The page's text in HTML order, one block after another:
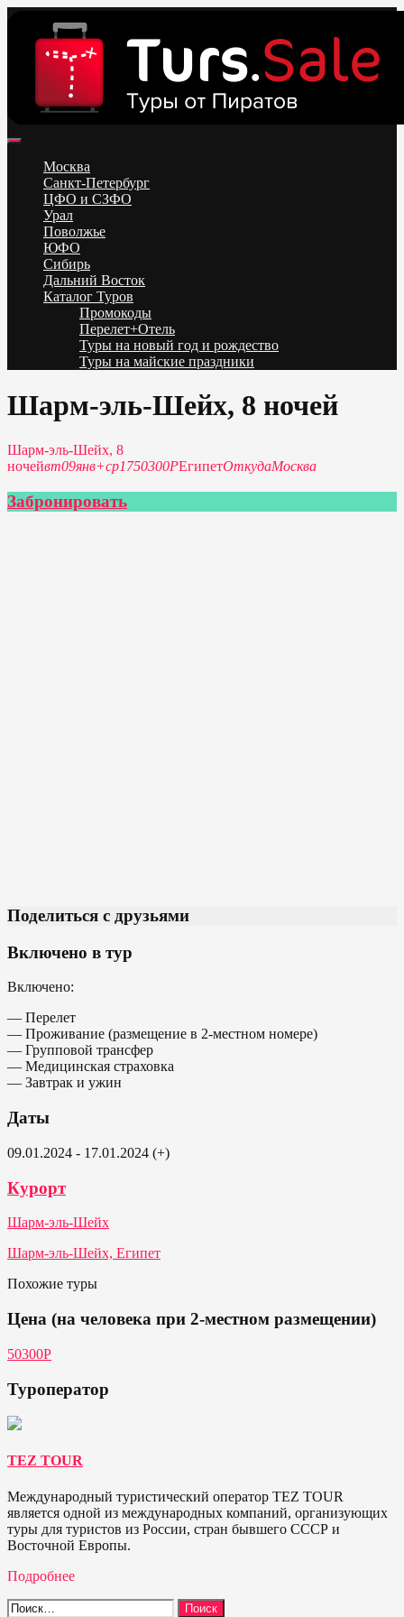
content
Низкие цены на путевки 3-7-10 ночей все включено, отдых на
море. Распродажа экскурсионных и горнолыжных туров.
Обновление каждый день. Официальный сайт Тур Сейл
Москва
Санкт-Петербург
ЦФО и СЗФО
Урал
Поволжье
ЮФО
Сибирь
Дальний Восток
Каталог Туров
Промокоды
Перелет+Отель
Туры на новый год и рождество
Туры на майские праздники
Шарм-эль-Шейх, 8 ночей
Шарм-эль-Шейх, 8
ночейвт09янв+ср1750300РЕгипетОткудаМосква
Забронировать
Поделиться с друзьями
Включено в тур
Включено:
— Перелет
— Проживание (размещение в 2-местном номере)
— Групповой трансфер
— Медицинская страховка
— Завтрак и ужин
Даты
09.01.2024 - 17.01.2024 (+)
Курорт
Шарм-эль-Шейх
Шарм-эль-Шейх, Египет
Похожие туры
Цена (на человека при 2-местном размещении)
50300Р
Туроператор
TEZ TOUR
Международный туристический оператор TEZ TOUR
является одной из международных компаний, организующих
туры для туристов из России, стран бывшего СССР и
Восточной Европы.
Подробнее
Найти: